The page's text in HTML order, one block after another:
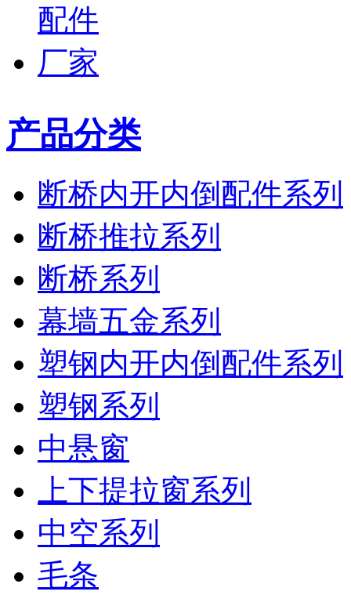
产品分类
断桥内开内倒配件系列
断桥推拉系列
断桥系列
幕墙五金系列
塑钢内开内倒配件系列
塑钢系列
中悬窗
上下提拉窗系列
中空系列
毛条